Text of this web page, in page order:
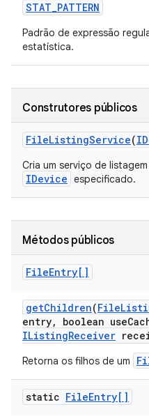
STAT_PATTERN
Padrão de expressão
estatística.
Construtores públicos
FileListingService(
Cria um serviço de
IDevice especificado.
Métodos públicos
FileEntry[]
getChildren(File
entry, boolean use
IListingReceiver
Retorna os filhos de um
static FileEntry[]